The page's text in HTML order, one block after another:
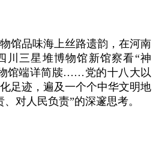
馆品味海上丝路遗韵，在河南
川三星堆博物馆新馆察看“神
馆端详简牍……党的十八大以
足迹，遍及一个个中华文明地
对人民负责”的深邃思考。